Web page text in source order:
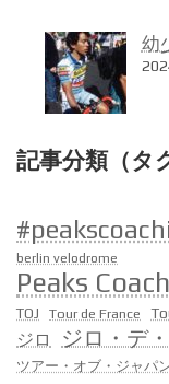
幼
記事分類（タ
berlin velodrome
Peaks
TOJ Tour de France
ジロ ジロ・デ
ツアー・オブ・ジャパ